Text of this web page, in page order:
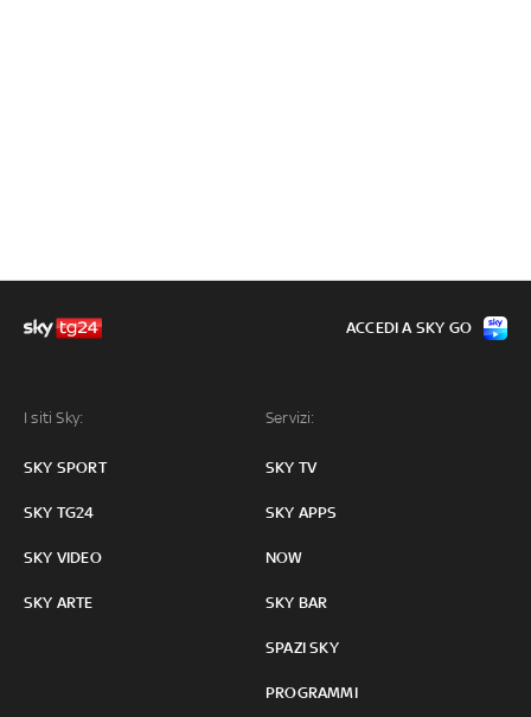
I siti Sky:
SKY SPORT
SKY TG24
SKY VIDEO
SKY ARTE
Servizi:
SKY TV
SKY APPS
NOW
SKY BAR
SPAZI SKY
PROGRAMMI
ACCEDI A SKY GO